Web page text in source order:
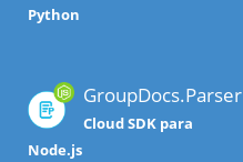
Python
GroupDocs.Parser
Cloud SDK para
Node.js